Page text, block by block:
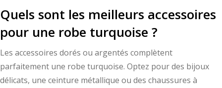
Quels sont les meilleurs accessoires
pour une robe turquoise ?
Les accessoires dorés ou argentés complètent
parfaitement une robe turquoise. Optez pour des bijoux
délicats, une ceinture métallique ou des chaussures à